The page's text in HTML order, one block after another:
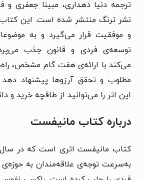
ترجمه دنیا دهداری، مبینا جعفری
نشر ترنگ منتشر شده است. این
و موفقیت قرار می‌گیرد و به
توسعه‌ی فردی و قانون جذب
می‌کند با ارائه‌ی هفت گام مشخص،
مطلوب و تحقق آرزوها پیشنهاد
این اثر را می‌توانید از طاقچه خرید و
درباره کتاب مانیفست
به‌سرعت توجه‌ی علاقه‌مندان به